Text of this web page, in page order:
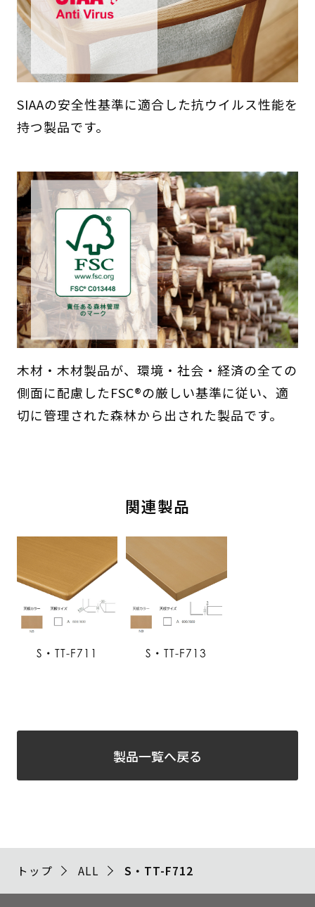
SIAAの安全性基準に適合した抗ウイルス性能を
持つ製品です。
木材・木材製品が、環境・社会・経済の全ての
側面に配慮したFSC®の厳しい基準に従い、適
切に管理された森林から出された製品です。
関連製品
S・TT-F711 S・TT-F713
製品一覧へ戻る
トップ ALL S・TT-F712